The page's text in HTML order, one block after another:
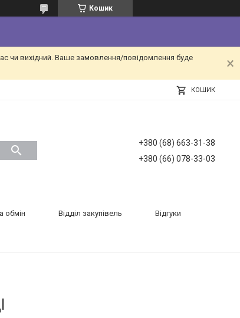
Кошик
чи вихідний. Ваше замовлення/повідомлення буде
КОШИК
+380 (68) 663-31-38
+380 (66) 078-33-03
обмін Відділ закупівель Відгуки